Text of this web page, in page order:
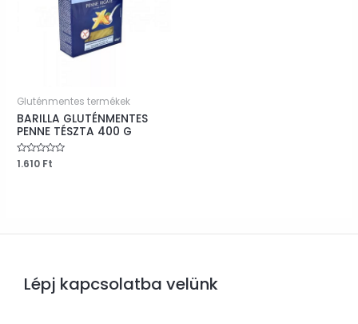
Gluténmentes termékek
BARILLA GLUTÉNMENTES
PENNE TÉSZTA 400 G
Értékelés:
0
1.610 Ft
Lépj kapcsolatba velünk